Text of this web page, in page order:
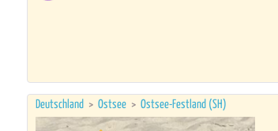
Deutschland > Ostsee > Ostsee-Festland (SH)